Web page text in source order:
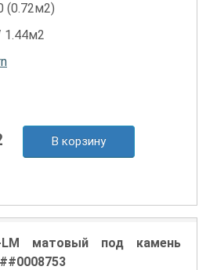
(0.72м2)
1.44м2
В корзину
LM матовый под камень